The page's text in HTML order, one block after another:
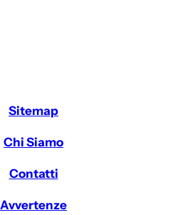
Sitemap
Chi Siamo
Contatti
Avvertenze